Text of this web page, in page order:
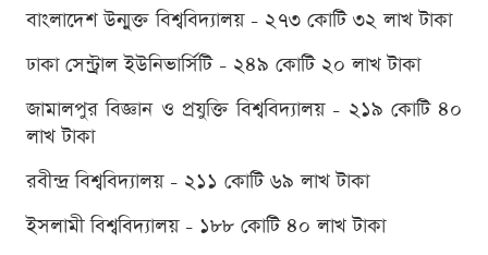
বাংলাদেশ উন্মুক্ত বিশ্ববিদ্যালয় - ২৭৩ কোটি ৩২ লাখ টাকা
ঢাকা সেন্ট্রাল ইউনিভার্সিটি - ২৪৯ কোটি ২০ লাখ টাকা
জামালপুর বিজ্ঞান ও প্রযুক্তি বিশ্ববিদ্যালয় - ২১৯ কোটি ৪০
লাখ টাকা
রবীন্দ্র বিশ্ববিদ্যালয় - ২১১ কোটি ৬৯ লাখ টাকা
ইসলামী বিশ্ববিদ্যালয় - ১৮৮ কোটি ৪০ লাখ টাকা